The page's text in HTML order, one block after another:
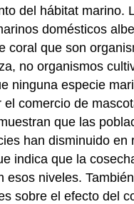
del hábitat marino.
domésticos
coral que son
no organismos
ninguna especie
el comercio de
que las
han disminuido en
indica que la
esos niveles.
sobre el efecto del